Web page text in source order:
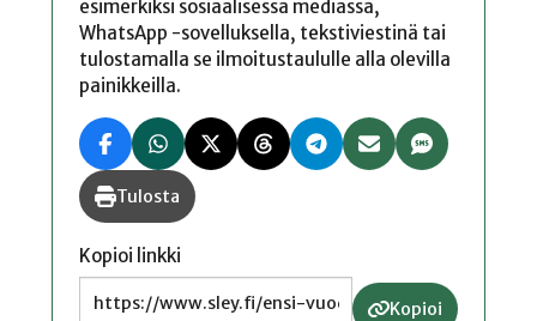
esimerkiksi sosiaalisessa mediassa,
WhatsApp -sovelluksella, tekstiviestinä tai
tulostamalla se ilmoitustaululle alla olevilla
painikkeilla.
Tulosta
Kopioi linkki
Kopioi